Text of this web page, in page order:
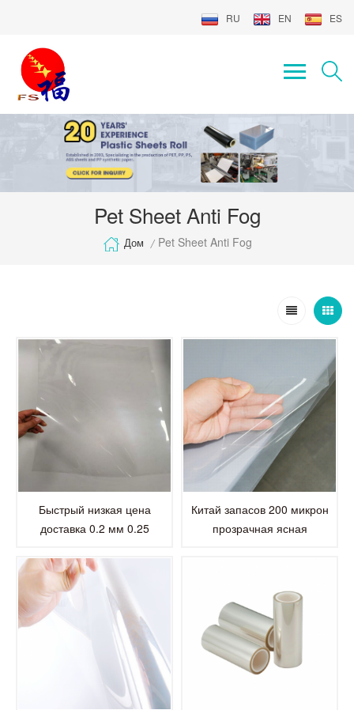
RU EN ES
Pet Sheet Anti Fog
Дом / Pet Sheet Anti Fog
Быстрый низкая цена
доставка 0.2 мм 0.25
прозрачный лист любимчика
для лица щит
Китай запасов 200 микрон
прозрачная ясная